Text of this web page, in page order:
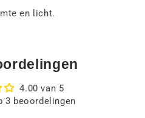
en licht.
4.00 van 5
3 beoordelingen